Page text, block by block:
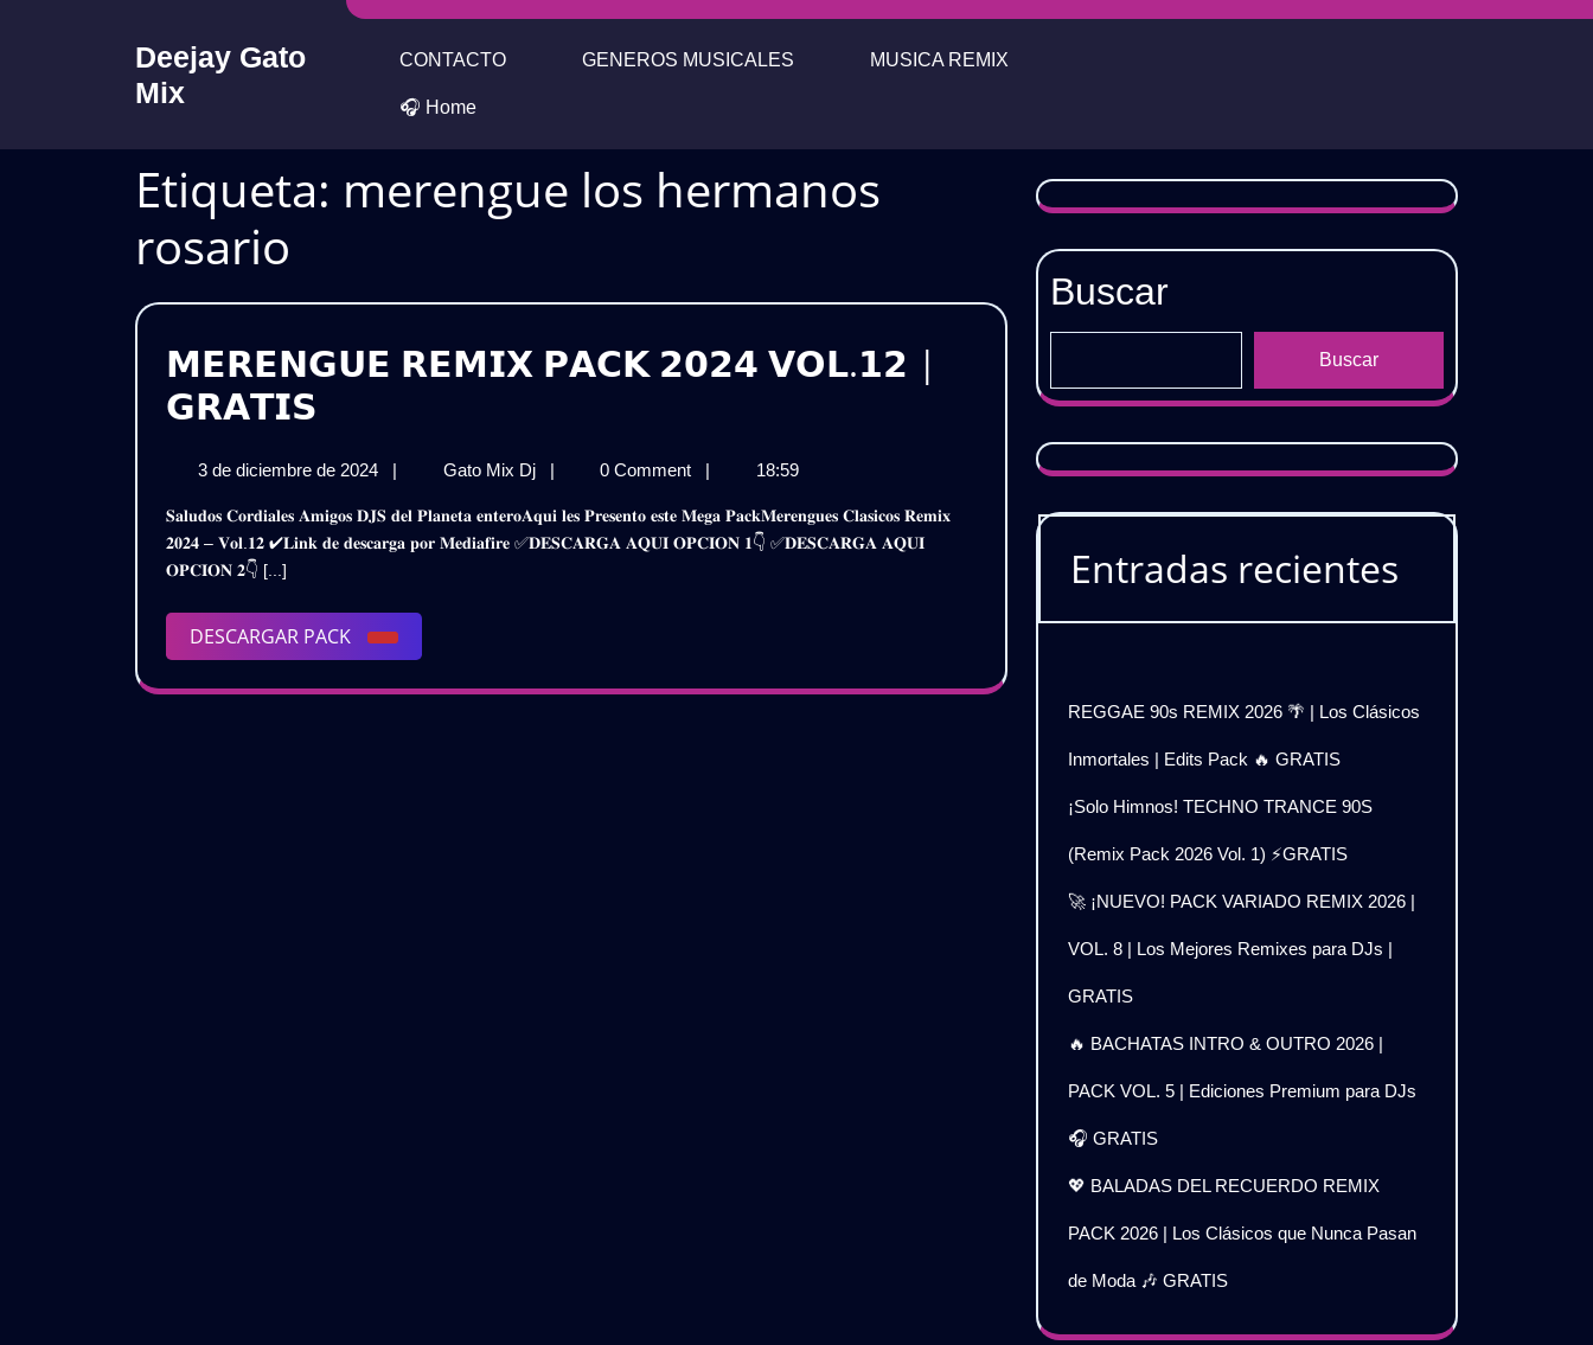
Deejay Gato
Mix
CONTACTO GENEROS MUSICALES MUSICA REMIX
🎧 Home
Etiqueta: merengue los hermanos
rosario
𝗠𝗘𝗥𝗘𝗡𝗚𝗨𝗘 𝗥𝗘𝗠𝗜𝗫 𝗣𝗔𝗖𝗞 𝟮𝟬𝟮𝟰 𝗩𝗢𝗟.𝟭𝟮 |
𝗚𝗥𝗔𝗧𝗜𝗦
𝗣𝗔𝗖𝗞
𝟮𝟬𝟮𝟰
|
𝗚𝗥𝗔𝗧𝗜𝗦
3 de diciembre de 2024
diciembre
de
| Gato Mix Dj
𝗠𝗘𝗥𝗘𝗡𝗚𝗨𝗘
𝗣𝗔𝗖𝗞
𝟮𝟬𝟮𝟰
| 0 Comment | 18:59
𝐒𝐚𝐥𝐮𝐝𝐨𝐬 𝐂𝐨𝐫𝐝𝐢𝐚𝐥𝐞𝐬 𝐀𝐦𝐢𝐠𝐨𝐬 𝐃𝐉𝐒 𝐝𝐞𝐥 𝐏𝐥𝐚𝐧𝐞𝐭𝐚 𝐞𝐧𝐭𝐞𝐫𝐨𝐀𝐪𝐮𝐢 𝐥𝐞𝐬 𝐏𝐫𝐞𝐬𝐞𝐧𝐭𝐨 𝐞𝐬𝐭𝐞 𝐌𝐞𝐠𝐚 𝐏𝐚𝐜𝐤𝐌𝐞𝐫𝐞𝐧𝐠𝐮𝐞𝐬 𝐂𝐥𝐚𝐬𝐢𝐜𝐨𝐬 𝐑𝐞𝐦𝐢𝐱
𝟐𝟎𝟐𝟒 – 𝐕𝐨𝐥.𝟏𝟐 ✔𝐋𝐢𝐧𝐤 𝐝𝐞 𝐝𝐞𝐬𝐜𝐚𝐫𝐠𝐚 𝐩𝐨𝐫 𝐌𝐞𝐝𝐢𝐚𝐟𝐢𝐫𝐞 ✅𝐃𝐄𝐒𝐂𝐀𝐑𝐆𝐀 𝐀𝐐𝐔𝐈 𝐎𝐏𝐂𝐈𝐎𝐍 𝟏👇 ✅𝐃𝐄𝐒𝐂𝐀𝐑𝐆𝐀 𝐀𝐐𝐔𝐈
𝐎𝐏𝐂𝐈𝐎𝐍 𝟐👇 [...]
DESCARGAR PACK
DESCARGAR
PACK
Buscar
Buscar
Entradas recientes
REGGAE 90s REMIX 2026 🌴 | Los Clásicos
Inmortales | Edits Pack 🔥 GRATIS
¡Solo Himnos! TECHNO TRANCE 90S
(Remix Pack 2026 Vol. 1) ⚡GRATIS
🚀 ¡NUEVO! PACK VARIADO REMIX 2026 |
VOL. 8 | Los Mejores Remixes para DJs |
GRATIS
🔥 BACHATAS INTRO & OUTRO 2026 |
PACK VOL. 5 | Ediciones Premium para DJs
🎧 GRATIS
💖 BALADAS DEL RECUERDO REMIX
PACK 2026 | Los Clásicos que Nunca Pasan
de Moda 🎶 GRATIS